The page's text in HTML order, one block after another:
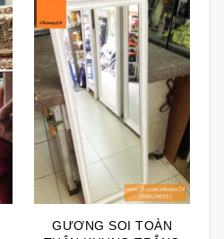
GƯƠNG SOI TOÀN